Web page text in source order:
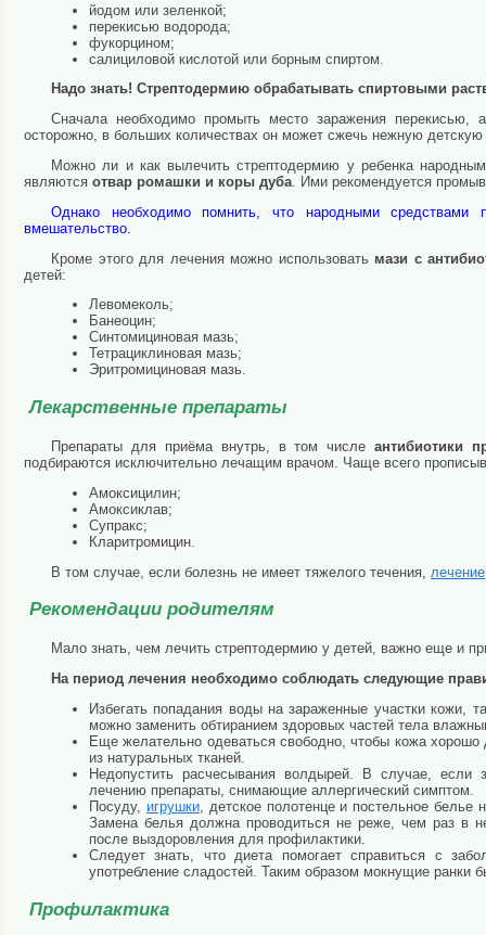
йодом или зеленкой;
перекисью водорода;
фукорцином;
салициловой кислотой или борным спиртом.
Надо знать! Стрептодермию обрабатывать спиртовыми
Сначала необходимо промыть место заражения
осторожно, в больших количествах он может сжечь нежную
Можно ли и как вылечить стрептодермию у ребенка
являются отвар ромашки и коры дуба. Ими рекомендуется
Однако необходимо помнить, что народными средствами
вмешательство.
Кроме этого для лечения можно использовать мази с
детей:
Левомеколь;
Банеоцин;
Синтомициновая мазь;
Тетрациклиновая мазь;
Эритромициновая мазь.
Лекарственные препараты
Препараты для приёма внутрь, в том числе антибиотики
подбираются исключительно лечащим врачом. Чаще всего
Амоксицилин;
Амоксиклав;
Супракс;
Кларитромицин.
В том случае, если болезнь не имеет тяжелого течения, лечение
Рекомендации родителям
Мало знать, чем лечить стрептодермию у детей, важно еще и
На период лечения необходимо соблюдать следующие
Избегать попадания воды на зараженные участки кожи,
можно заменить обтиранием здоровых частей тела
Еще желательно одеваться свободно, чтобы кожа
из натуральных тканей.
Недопустить расчесывания волдырей. В случае, если
лечению препараты, снимающие аллергический симптом.
Посуду, игрушки, детское полотенце и постельное белье
Замена белья должна проводиться не реже, чем раз в
после выздоровления для профилактики.
Следует знать, что диета помогает справиться с
употребление сладостей. Таким образом мокнущие ранки
Профилактика